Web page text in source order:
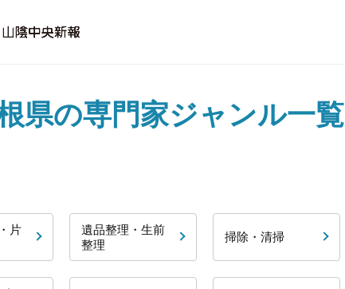
県の専門家ジャンル一覧
片
遺品整理・生前
整理
掃除・清掃